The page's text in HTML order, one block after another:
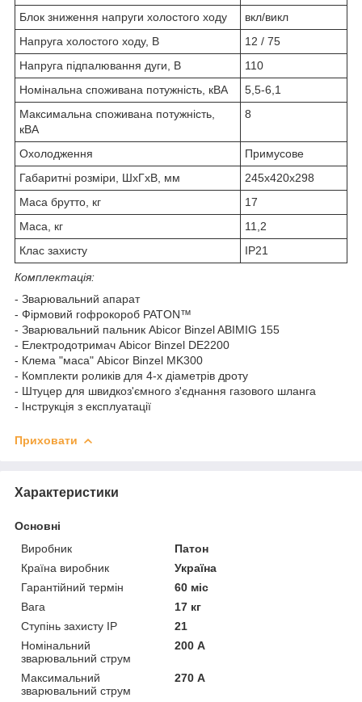
Блок зниження напруги холостого ходу
вкл/викл
Напруга холостого ходу, В
12 / 75
Напруга підпалювання дуги, В
110
Номінальна споживана потужність, кВА
5,5-6,1
Максимальна споживана потужність,
кВA
8
Охолодження
Примусове
Габаритні розміри, ШxГxВ, мм
245х420х298
Маса брутто, кг
17
Маса, кг
11,2
Клас захисту
IP21
Комплектація:
- Зварювальний апарат
- Фірмовий гофрокороб PATON™
- Зварювальний пальник Abicor Binzel ABIMIG 155
- Електродотримач Abicor Binzel DE2200
- Клема "маса" Abicor Binzel MK300
- Комплекти роликів для 4-х діаметрів дроту
- Штуцер для швидкоз'ємного з'єднання газового шланга
- Інструкція з експлуатації
Приховати
Характеристики
Основні
Виробник
Патон
Країна виробник
Україна
Гарантійний термін
60 міс
Вага
17 кг
Ступінь захисту IP
21
Номінальний
зварювальний струм
200 А
Максимальний
зварювальний струм
270 А